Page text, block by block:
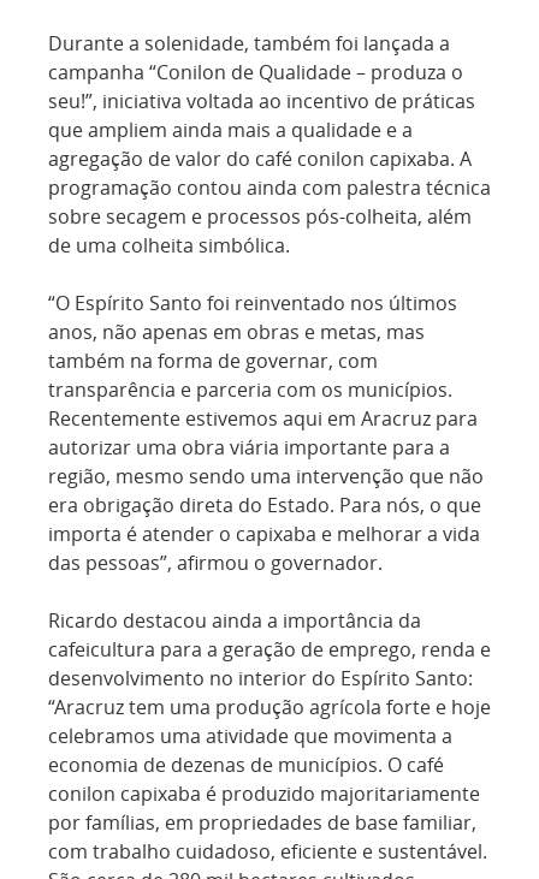
Durante a solenidade, também foi lançada a
campanha “Conilon de Qualidade – produza o
seu!”, iniciativa voltada ao incentivo de práticas
que ampliem ainda mais a qualidade e a
agregação de valor do café conilon capixaba. A
programação contou ainda com palestra técnica
sobre secagem e processos pós-colheita, além
de uma colheita simbólica.
“O Espírito Santo foi reinventado nos últimos
anos, não apenas em obras e metas, mas
também na forma de governar, com
transparência e parceria com os municípios.
Recentemente estivemos aqui em Aracruz para
autorizar uma obra viária importante para a
região, mesmo sendo uma intervenção que não
era obrigação direta do Estado. Para nós, o que
importa é atender o capixaba e melhorar a vida
das pessoas”, afirmou o governador.
Ricardo destacou ainda a importância da
cafeicultura para a geração de emprego, renda e
desenvolvimento no interior do Espírito Santo:
“Aracruz tem uma produção agrícola forte e hoje
celebramos uma atividade que movimenta a
economia de dezenas de municípios. O café
conilon capixaba é produzido majoritariamente
por famílias, em propriedades de base familiar,
com trabalho cuidadoso, eficiente e sustentável.